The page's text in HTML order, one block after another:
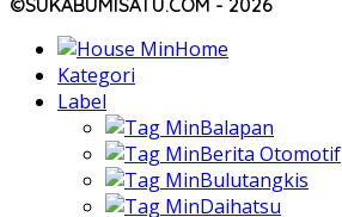
Home
Kategori
Label
Balapan
Berita Otomotif
Bulutangkis
Daihatsu